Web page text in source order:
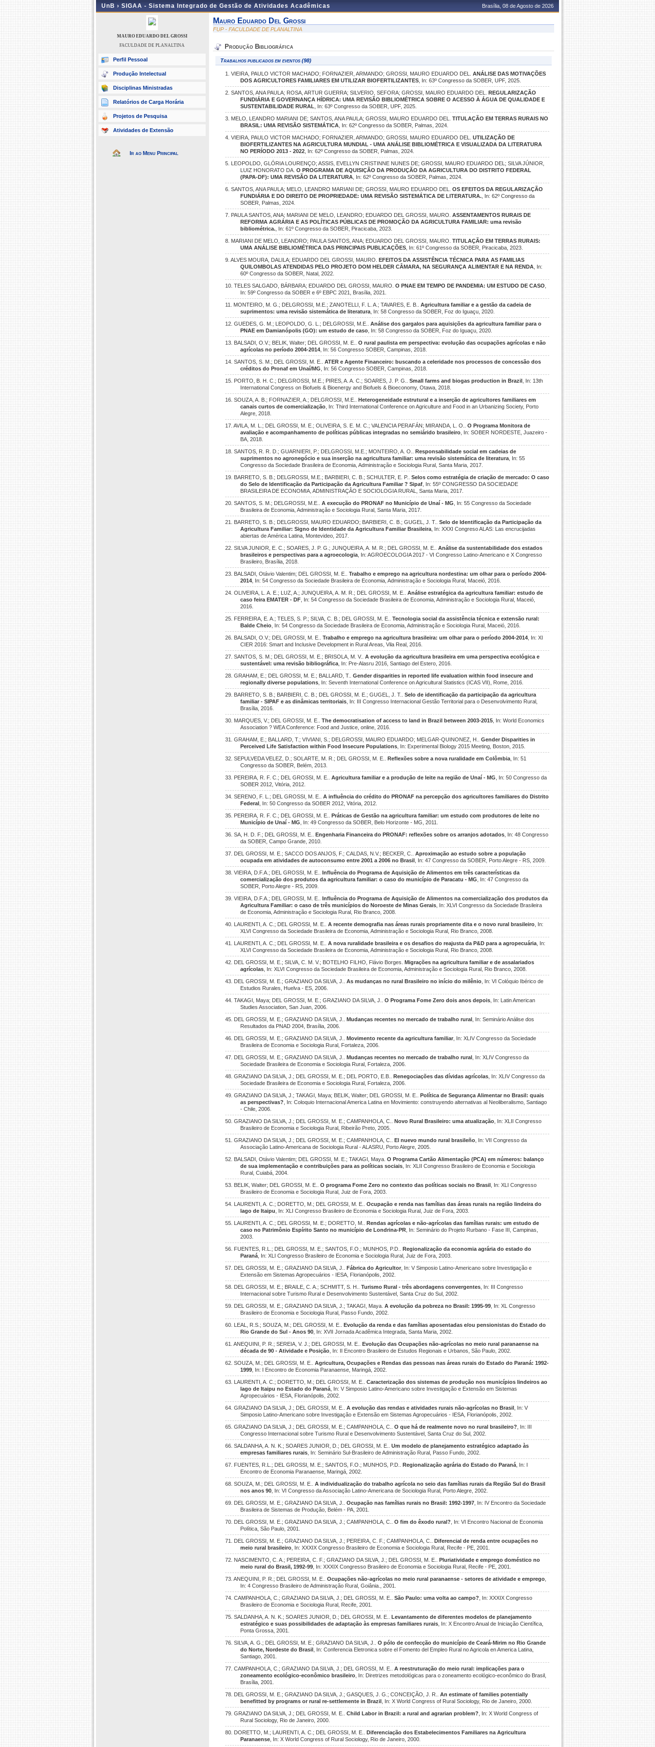
UnB › SIGAA - Sistema Integrado de Gestão de Atividades Acadêmicas Brasília, 08 de Agosto de 2026
MAURO EDUARDO DEL GROSSI
FACULDADE DE PLANALTINA
Perfil Pessoal
Produção Intelectual
Disciplinas Ministradas
Relatórios de Carga Horária
Projetos de Pesquisa
Atividades de Extensão
Ir ao Menu Principal
Mauro Eduardo Del Grossi
FUP - FACULDADE DE PLANALTINA
Produção Bibliográfica
Trabalhos publicados em eventos (98)
1. VIEIRA, PAULO VICTOR MACHADO; FORNAZIER, ARMANDO; GROSSI, MAURO EDUARDO DEL. ANÁLISE DAS MOTIVAÇÕES
DOS AGRICULTORES FAMILIARES EM UTILIZAR BIOFERTILIZANTES , In: 63º Congresso da SOBER, UPF, 2025.
2. SANTOS, ANA PAULA; ROSA, ARTUR GUERRA; SILVERIO, SEFORA; GROSSI, MAURO EDUARDO DEL. REGULARIZAÇÃO
FUNDIÁRIA E GOVERNANÇA HÍDRICA: UMA REVISÃO BIBLIOMÉTRICA SOBRE O ACESSO À ÁGUA DE QUALIDADE E
SUSTENTABILIDADE RURAL
, In: 63º Congresso da SOBER, UPF, 2025.
3. MELO, LEANDRO MARIANI DE; SANTOS, ANA PAULA; GROSSI, MAURO EDUARDO DEL. TITULAÇÃO EM TERRAS RURAIS NO
BRASIL: UMA REVISÃO SISTEMÁTICA , In: 62º Congresso da SOBER, Palmas, 2024.
4. VIEIRA, PAULO VICTOR MACHADO; FORNAZIER, ARMANDO; GROSSI, MAURO EDUARDO DEL. UTILIZAÇÃO DE
BIOFERTILIZANTES NA AGRICULTURA MUNDIAL - UMA ANÁLISE BIBLIOMÉTRICA E VISUALIZADA DA LITERATURA
NO PERÍODO 2013 - 2022 , In: 62º Congresso da SOBER, Palmas, 2024.
5. LEOPOLDO, GLÓRIA LOURENÇO; ASSIS, EVELLYN CRISTINNE NUNES DE; GROSSI, MAURO EDUARDO DEL; SILVA JÚNIOR,
LUIZ HONORATO DA.O PROGRAMA DE AQUISIÇÃO DA PRODUÇÃO DA AGRICULTURA DO DISTRITO FEDERAL
(PAPA-DF): UMA REVISÃO DA LITERATURA , In: 62º Congresso da SOBER, Palmas, 2024.
6. SANTOS, ANA PAULA; MELO, LEANDRO MARIANI DE; GROSSI, MAURO EDUARDO DEL. OS EFEITOS DA REGULARIZAÇÃO
FUNDIÁRIA E DO DIREITO DE PROPRIEDADE: UMA REVISÃO SISTEMÁTICA DE LITERATURA. , In: 62º Congresso da
SOBER, Palmas, 2024.
7. PAULA SANTOS, ANA; MARIANI DE MELO, LEANDRO; EDUARDO DEL GROSSI, MAURO. ASSENTAMENTOS RURAIS DE
REFORMA AGRÁRIA E AS POLÍTICAS PÚBLICAS DE PROMOÇÃO DA AGRICULTURA FAMILIAR: uma revisão
bibliométrica. , In: 61º Congresso da SOBER, Piracicaba, 2023.
8. MARIANI DE MELO, LEANDRO; PAULA SANTOS, ANA; EDUARDO DEL GROSSI, MAURO. TITULAÇÃO EM TERRAS RURAIS:
UMA ANÁLISE BIBLIOMÉTRICA DAS PRINCIPAIS PUBLICAÇÕES , In: 61º Congresso da SOBER, Piracicaba, 2023.
9. ALVES MOURA, DALILA; EDUARDO DEL GROSSI, MAURO. EFEITOS DA ASSISTÊNCIA TÉCNICA PARA AS FAMILIAS
QUILOMBOLAS ATENDIDAS PELO PROJETO DOM HELDER CÂMARA, NA SEGURANÇA ALIMENTAR E NA RENDA , In:
60º Congresso da SOBER, Natal, 2022.
10. TELES SALGADO, BÁRBARA; EDUARDO DEL GROSSI, MAURO. O PNAE EM TEMPO DE PANDEMIA: UM ESTUDO DE CASO
In: 59º Congresso da SOBER e 6º EBPC 2021, Brasília, 2021.
11. MONTEIRO, M. G.; DELGROSSI, M.E.; ZANOTELLI, F. L. A.; TAVARES, E. B.. Agricultura familiar e a gestão da cadeia de
suprimentos: uma revisão sistemática de literatura , In: 58 Congresso da SOBER, Foz do Iguaçu, 2020.
12. GUEDES, G. M.; LEOPOLDO, G. L.; DELGROSSI, M.E.. Análise dos gargalos para aquisições da agricultura familiar para o
PNAE em Damianópolis (GO): um estudo de caso , In: 58 Congresso da SOBER, Foz do Iguaçu, 2020.
13. BALSADI, O.V.; BELIK, Walter; DEL GROSSI, M. E.. O rural paulista em perspectiva: evolução das ocupações agrícolas e não
agrícolas no período 2004-2014 , In: 56 Congresso SOBER, Campinas, 2018.
14. SANTOS, S. M.; DEL GROSSI, M. E.. ATER e Agente Financeiro: buscando a celeridade nos processos de concessão dos
créditos do Pronaf em Unaí/MG
, In: 56 Congresso SOBER, Campinas, 2018.
15. PORTO, B. H. C.; DELGROSSI, M.E.; PIRES, A. A. C.; SOARES, J. P. G.. Small farms and biogas production in Brazil , In: 13th
International Congress on Biofuels & Bioenergy and Biofuels & Bioeconomy, Otawa, 2018.
16. SOUZA, A. B.; FORNAZIER, A.; DELGROSSI, M.E.. Heterogeneidade estrutural e a inserção de agricultores familiares em
canais curtos de comercialização , In: Third International Conference on Agriculture and Food in an Urbanizing Society, Porto
Alegre, 2018.
17. AVILA, M. L.; DEL GROSSI, M. E.; OLIVEIRA, S. E. M. C.; VALENCIA PERAFÁN; MIRANDA, L. O.. O Programa Monitora de
avaliação e acompanhamento de políticas públicas integradas no semiárido brasileiro , In: SOBER NORDESTE, Juazeiro -
BA, 2018.
18. SANTOS, R. R. D.; GUARNIERI, P.; DELGROSSI, M.E.; MONTEIRO, A. O.. Responsabilidade social em cadeias de
suprimentos no agronegócio e sua inserção na agricultura familiar: uma revisão sistemática de literatura , In: 55
Congresso da Sociedade Brasileira de Economia, Administração e Sociologia Rural, Santa Maria, 2017.
19. BARRETO, S. B.; DELGROSSI, M.E.; BARBIERI, C. B.; SCHULTER, E. P.. Selos como estratégia de criação de mercado: O caso
do Selo de Identificação da Participação da Agricultura Familiar ? Sipaf , In: 55º CONGRESSO DA SOCIEDADE
BRASILEIRA DE ECONOMIA, ADMINISTRAÇÂO E SOCIOLOGIA RURAL, Santa Maria, 2017.
20. SANTOS, S. M.; DELGROSSI, M.E.. A execução do PRONAF no Município de Unaí - MG , In: 55 Congresso da Sociedade
Brasileira de Economia, Administração e Sociologia Rural, Santa Maria, 2017.
21. BARRETO, S. B.; DELGROSSI, MAURO EDUARDO; BARBIERI, C. B.; GUGEL, J. T.. Selo de Identificação da Participação da
Agricultura Familiar: Signo de Identidade da Agricultura Familiar Brasileira , In: XXXI Congreso ALAS: Las encrucijadas
abiertas de América Latina, Montevideo, 2017.
22. SILVA JUNIOR, E. C.; SOARES, J. P. G.; JUNQUEIRA, A. M. R.; DEL GROSSI, M. E.. Análise da sustentabilidade dos estados
brasileiros e perspectivas para a agroecologia , In: AGROECOLOGIA 2017 - VI Congresso Latino-Americano e X Congresso
Brasileiro, Brasília, 2018.
23. BALSADI, Otávio Valentim; DEL GROSSI, M. E.. Trabalho e emprego na agricultura nordestina: um olhar para o período 2004-
2014 , In: 54 Congresso da Sociedade Brasileira de Economia, Administração e Sociologia Rural, Maceió, 2016.
24. OLIVEIRA, L. A. E.; LUZ, A.; JUNQUEIRA, A. M. R.; DEL GROSSI, M. E.. Análise estratégica da agricultura familiar: estudo de
caso feira EMATER - DF , In: 54 Congresso da Sociedade Brasileira de Economia, Administração e Sociologia Rural, Maceió,
2016.
25. FERREIRA, E. A.; TELES, S. P.; SILVA, C. B.; DEL GROSSI, M. E.. Tecnologia social da assistência técnica e extensão rural:
Balde Cheio , In: 54 Congresso da Sociedade Brasileira de Economia, Administração e Sociologia Rural, Maceió, 2016.
26. BALSADI, O.V.; DEL GROSSI, M. E.. Trabalho e emprego na agricultura brasileira: um olhar para o período 2004-2014 , In: XI
CIER 2016: Smart and Inclusive Development in Rural Areas, Vila Real, 2016.
27. SANTOS, S. M.; DEL GROSSI, M. E.; BRISOLA, M. V.. A evolução da agricultura brasileira em uma perspectiva ecológica e
sustentável: uma revisão bibliográfica , In: Pre-Alasru 2016, Santiago del Estero, 2016.
28. GRAHAM, E.; DEL GROSSI, M. E.; BALLARD, T.. Gender disparities in reported life evaluation within food insecure and
regionally diverse populations , In: Seventh International Conference on Agricultural Statistics (ICAS VII), Rome, 2016.
29. BARRETO, S. B.; BARBIERI, C. B.; DEL GROSSI, M. E.; GUGEL, J. T.. Selo de identificação da participação da agricultura
familiar - SIPAF e as dinâmicas territoriais , In: III Congresso Internacional Gestão Territorial para o Desenvolvimento Rural,
Brasília, 2016.
30. MARQUES, V.; DEL GROSSI, M. E.. The democratisation of access to land in Brazil between 2003-2015 , In: World Economics
Association ? WEA Conference: Food and Justice, online, 2016.
31. GRAHAM, E.; BALLARD, T.; VIVIANI, S.; DELGROSSI, MAURO EDUARDO; MELGAR-QUINONEZ, H.. Gender Disparities in
Perceived Life Satisfaction within Food Insecure Populations , In: Experimental Biology 2015 Meeting, Boston, 2015.
32. SEPULVEDA VELEZ, D.; SOLARTE, M. R.; DEL GROSSI, M. E.. Reflexões sobre a nova ruralidade em Colômbia , In: 51
Congresso da SOBER, Belém, 2013.
33. PEREIRA, R. F. C.; DEL GROSSI, M. E.. Agricultura familiar e a produção de leite na região de Unaí - MG , In: 50 Congresso da
SOBER 2012, Vitória, 2012.
34. SERENO, F. L.; DEL GROSSI, M. E.. A influência do crédito do PRONAF na percepção dos agricultores familiares do Distrito
Federal , In: 50 Congresso da SOBER 2012, Vitória, 2012.
35. PEREIRA, R. F. C.; DEL GROSSI, M. E.. Práticas de Gestão na agricultura familiar: um estudo com produtores de leite no
Município de Unaí - MG
, In: 49 Congresso da SOBER, Belo Horizonte - MG, 2011.
36. SA, H. D. F.; DEL GROSSI, M. E.. Engenharia Financeira do PRONAF: reflexões sobre os arranjos adotados , In: 48 Congresso
da SOBER, Campo Grande, 2010.
37. DEL GROSSI, M. E.; SACCO DOS ANJOS, F.; CALDAS, N.V.; BECKER, C.. Aproximação ao estudo sobre a população
ocupada em atividades de autoconsumo entre 2001 a 2006 no Brasil , In: 47 Congresso da SOBER, Porto Alegre - RS, 2009.
38. VIEIRA, D.F.A.; DEL GROSSI, M. E.. Influência do Programa de Aquisição de Alimentos em três características da
comercialização dos produtos da agricultura familiar: o caso do município de Paracatu - MG
, In: 47 Congresso da
SOBER, Porto Alegre - RS, 2009.
39. VIEIRA, D.F.A.; DEL GROSSI, M. E.. Influência do Programa de Aquisição de Alimentos na comercialização dos produtos da
Agricultura Familiar: o caso de três municípios do Noroeste de Minas Gerais , In: XLVI Congresso da Sociedade Brasileira
de Economia, Administração e Sociologia Rural, Rio Branco, 2008.
40. LAURENTI, A. C.; DEL GROSSI, M. E.. A recente demografia nas áreas rurais propriamente dita e o novo rural brasileiro , In:
XLVI Congresso da Sociedade Brasileira de Economia, Administração e Sociologia Rural, Rio Branco, 2008.
41. LAURENTI, A. C.; DEL GROSSI, M. E.. A nova ruralidade brasileira e os desafios do reajusta da P&D para a agropecuária , In:
XLVI Congresso da Sociedade Brasileira de Economia, Administração e Sociologia Rural, Rio Branco, 2008.
42. DEL GROSSI, M. E.; SILVA, C. M. V.; BOTELHO FILHO, Flávio Borges. Migrações na agricultura familiar e de assalariados
agrícolas , In: XLVI Congresso da Sociedade Brasileira de Economia, Administração e Sociologia Rural, Rio Branco, 2008.
43. DEL GROSSI, M. E.; GRAZIANO DA SILVA, J.. As mudanças no rural Brasileiro no início do milênio , In: VI Colóquio Ibérico de
Estudios Rurales, Huelva - ES, 2006.
44. TAKAGI, Maya; DEL GROSSI, M. E.; GRAZIANO DA SILVA, J.. O Programa Fome Zero dois anos depois , In: Latin American
Studies Association, San Juan, 2006.
45. DEL GROSSI, M. E.; GRAZIANO DA SILVA, J.. Mudanças recentes no mercado de trabalho rural , In: Seminário Análise dos
Resultados da PNAD 2004, Brasília, 2006.
46. DEL GROSSI, M. E.; GRAZIANO DA SILVA, J.. Movimento recente da agricultura familiar , In: XLIV Congresso da Sociedade
Brasileira de Economia e Sociologia Rural, Fortaleza, 2006.
47. DEL GROSSI, M. E.; GRAZIANO DA SILVA, J.. Mudanças recentes no mercado de trabalho rural , In: XLIV Congresso da
Sociedade Brasileira de Economia e Sociologia Rural, Fortaleza, 2006.
48. GRAZIANO DA SILVA, J.; DEL GROSSI, M. E.; DEL PORTO, E.B.. Renegociações das dívidas agrícolas , In: XLIV Congresso da
Sociedade Brasileira de Economia e Sociologia Rural, Fortaleza, 2006.
49. GRAZIANO DA SILVA, J.; TAKAGI, Maya; BELIK, Walter; DEL GROSSI, M. E.. Política de Segurança Alimentar no Brasil: quais
as perspectivas?
, In: Coloquio Internacional America Latina en Movimiento: construyendo alternativas al Neoliberalismo, Santiago
- Chile, 2006.
50. GRAZIANO DA SILVA, J.; DEL GROSSI, M. E.; CAMPANHOLA, C.. Novo Rural Brasileiro: uma atualização , In: XLII Congresso
Brasileiro de Economia e Sociologia Rural, Ribeirão Preto, 2005.
51. GRAZIANO DA SILVA, J.; DEL GROSSI, M. E.; CAMPANHOLA, C.. El nuevo mundo rural brasileño , In: VII Congresso da
Associação Latino-Americana de Sociologia Rural - ALASRU, Porto Alegre, 2005.
52. BALSADI, Otávio Valentim; DEL GROSSI, M. E.; TAKAGI, Maya. O Programa Cartão Alimentação (PCA) em números: balanço
de sua implementação e contribuições para as políticas sociais , In: XLII Congresso Brasileiro de Economia e Sociologia
Rural, Cuiabá, 2004.
53. BELIK, Walter; DEL GROSSI, M. E.. O programa Fome Zero no contexto das políticas sociais no Brasil , In: XLI Congresso
Brasileiro de Economia e Sociologia Rural, Juiz de Fora, 2003.
54. LAURENTI, A. C.; DORETTO, M.; DEL GROSSI, M. E.. Ocupação e renda nas famílias das áreas rurais na região lindeira do
lago de Itaipu
, In: XLI Congresso Brasileiro de Economia e Sociologia Rural, Juiz de Fora, 2003.
55. LAURENTI, A. C.; DEL GROSSI, M. E.; DORETTO, M.. Rendas agrícolas e não-agrícolas das famílias rurais: um estudo de
caso no Patrimônio Espírito Santo no município de Londrina-PR , In: Seminário do Projeto Rurbano - Fase III, Campinas,
2003.
56. FUENTES, R.L.; DEL GROSSI, M. E.; SANTOS, F.O.; MUNHOS, P.D.. Regionalização da economia agrária do estado do
Paraná , In: XLI Congresso Brasileiro de Economia e Sociologia Rural, Juiz de Fora, 2003.
57. DEL GROSSI, M. E.; GRAZIANO DA SILVA, J.. Fábrica do Agricultor , In: V Simposio Latino-Americano sobre Investigação e
Extensão em Sistemas Agropecuários - IESA, Florianópolis, 2002.
58. DEL GROSSI, M. E.; BRAILE, C. A.; SCHMITT, S. H.. Turismo Rural - três abordagens convergentes , In: III Congresso
Internacional sobre Turismo Rural e Desenvolvimento Sustentável, Santa Cruz do Sul, 2002.
59. DEL GROSSI, M. E.; GRAZIANO DA SILVA, J.; TAKAGI, Maya. A evolução da pobreza no Brasil: 1995-99 , In: XL Congresso
Brasileiro de Economia e Sociologia Rural, Passo Fundo, 2002.
60. LEAL, R.S.; SOUZA, M.; DEL GROSSI, M. E.. Evolução da renda e das famílias aposentadas e/ou pensionistas do Estado do
Rio Grande do Sul - Anos 90 , In: XVII Jornada Acadêmica Integrada, Santa Maria, 2002.
61. ANEQUINI, P. R.; SEREIA, V. J.; DEL GROSSI, M. E.. Evolução das Ocupações não-agrícolas no meio rural paranaense na
década de 90 - Atividade e Posição , In: II Encontro Brasileiro de Estudos Regionais e Urbanos, São Paulo, 2002.
62. SOUZA, M.; DEL GROSSI, M. E.. Agricultura, Ocupações e Rendas das pessoas nas áreas rurais do Estado do Paraná: 1992-
1999 , In: I Encontro de Economia Paranaense, Maringá, 2002.
63. LAURENTI, A. C.; DORETTO, M.; DEL GROSSI, M. E.. Caracterização dos sistemas de produção nos municípios lindeiros ao
lago de Itaipu no Estado do Paraná , In: V Simposio Latino-Americano sobre Investigação e Extensão em Sistemas
Agropecuários - IESA, Florianópolis, 2002.
64. GRAZIANO DA SILVA, J.; DEL GROSSI, M. E.. A evolução das rendas e atividades rurais não-agrícolas no Brasil , In: V
Simposio Latino-Americano sobre Investigação e Extensão em Sistemas Agropecuários - IESA, Florianópolis, 2002.
65. GRAZIANO DA SILVA, J.; DEL GROSSI, M. E.; CAMPANHOLA, C.. O que há de realmente novo no rural brasileiro? , In: III
Congresso Internacional sobre Turismo Rural e Desenvolvimento Sustentável, Santa Cruz do Sul, 2002.
66. SALDANHA, A. N. K.; SOARES JUNIOR, D.; DEL GROSSI, M. E.. Um modelo de planejamento estratégico adaptado às
empresas familiares rurais , In: Seminário Sul-Brasileiro de Administração Rural, Passo Fundo, 2002.
67. FUENTES, R.L.; DEL GROSSI, M. E.; SANTOS, F.O.; MUNHOS, P.D.. Regionalização agrária do Estado do Paraná , In: I
Encontro de Economia Paranaense, Maringá, 2002.
68. SOUZA, M.; DEL GROSSI, M. E.. A individualização do trabalho agrícola no seio das famílias rurais da Região Sul do Brasil
nos anos 90 , In: VI Congresso da Associação Latino-Americana de Sociologia Rural, Porto Alegre, 2002.
69. DEL GROSSI, M. E.; GRAZIANO DA SILVA, J.. Ocupação nas famílias rurais no Brasil: 1992-1997 , In: IV Encontro da Sociedade
Brasileira de Sistemas de Produção, Belém - PA, 2001.
70. DEL GROSSI, M. E.; GRAZIANO DA SILVA, J.; CAMPANHOLA, C.. O fim do êxodo rural? , In: VI Encontro Nacional de Economia
Política, São Paulo, 2001.
71. DEL GROSSI, M. E.; GRAZIANO DA SILVA, J.; PEREIRA, C. F.; CAMPANHOLA, C.. Diferencial de renda entre ocupações no
meio rural brasileiro , In: XXXIX Congresso Brasileiro de Economia e Sociologia Rural, Recife - PE, 2001.
72. NASCIMENTO, C. A.; PEREIRA, C. F.; GRAZIANO DA SILVA, J.; DEL GROSSI, M. E.. Pluriatividade e emprego doméstico no
meio rural do Brasil, 1992-99 , In: XXXIX Congresso Brasileiro de Economia e Sociologia Rural, Recife - PE, 2001.
73. ANEQUINI, P. R.; DEL GROSSI, M. E.. Ocupações não-agrícolas no meio rural paranaense - setores de atividade e emprego
In: 4 Congresso Brasileiro de Administração Rural, Goiânia., 2001.
74. CAMPANHOLA, C.; GRAZIANO DA SILVA, J.; DEL GROSSI, M. E.. São Paulo: uma volta ao campo? , In: XXXIX Congresso
Brasileiro de Economia e Sociologia Rural, Recife, 2001.
75. SALDANHA, A. N. K.; SOARES JUNIOR, D.; DEL GROSSI, M. E.. Levantamento de diferentes modelos de planejamento
estratégico e suas possibilidades de adaptação às empresas familiares rurais , In: X Encontro Anual de Iniciação Científica,
Ponta Grossa, 2001.
76. SILVA, A. G.; DEL GROSSI, M. E.; GRAZIANO DA SILVA, J.. O pólo de confecção do município de Ceará-Mirim no Rio Grande
do Norte, Nordeste do Brasil , In: Conferencia Eletronica sobre el Fomento del Empleo Rural no Agricola en America Latina,
Santiago, 2001.
77. CAMPANHOLA, C.; GRAZIANO DA SILVA, J.; DEL GROSSI, M. E.. A reestruturação do meio rural: implicações para o
zoneamento ecológico-econômico brasileiro , In: Diretrizes metodológicas para o zoneamento ecológico-econômico do Brasil,
Brasília, 2001.
78. DEL GROSSI, M. E.; GRAZIANO DA SILVA, J.; GASQUES, J. G.; CONCEIÇÃO, J. R.. An estimate of families potentially
benefitted by programs or rural re-settlemente in Brazil , In: X World Congress of Rural Sociology, Rio de Janeiro, 2000.
79. GRAZIANO DA SILVA, J.; DEL GROSSI, M. E.. Child Labor in Brazil: a rural and agrarian problem? , In: X World Congress of
Rural Sociology, Rio de Janeiro, 2000.
80. DORETTO, M.; LAURENTI, A. C.; DEL GROSSI, M. E.. Diferenciação dos Estabelecimentos Familiares na Agricultura
Paranaense , In: X World Congress of Rural Sociology, Rio de Janeiro, 2000.